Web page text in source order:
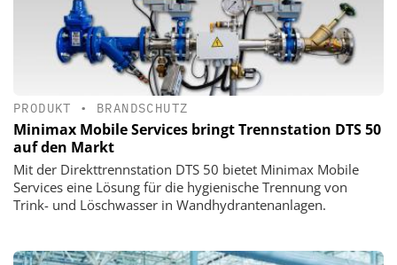
PRODUKT • BRANDSCHUTZ
Minimax Mobile Services bringt Trennstation DTS 50
auf den Markt
Mit der Direkttrennstation DTS 50 bietet Minimax Mobile
Services eine Lösung für die hygienische Trennung von
Trink- und Löschwasser in Wandhydrantenanlagen.